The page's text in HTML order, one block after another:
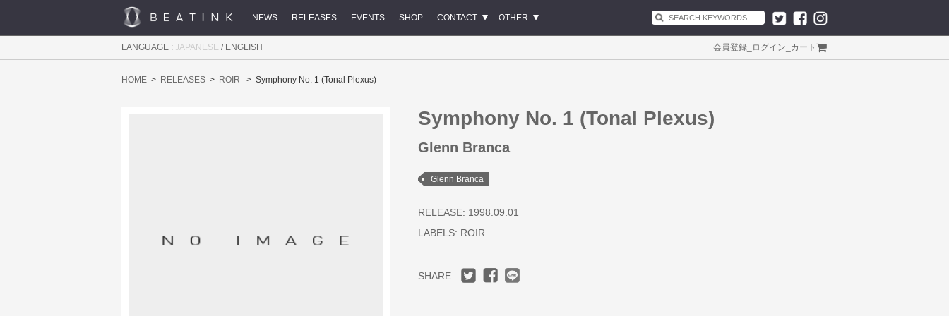
NEWS RELEASES EVENTS SHOP CONTACT OTHER
LANGUAGE : JAPANESE / ENGLISH 会員登録 ログイン カート
HOME RELEASES ROIR Symphony No. 1 (Tonal Plexus)
Symphony No. 1 (Tonal Plexus)
Glenn Branca
Glenn Branca
RELEASE: 1998.09.01
LABELS: ROIR
SHARE